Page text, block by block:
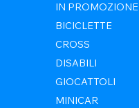
IN PROMOZIONE
BICICLETTE
CROSS
DISABILI
GIOCATTOLI
MINICAR